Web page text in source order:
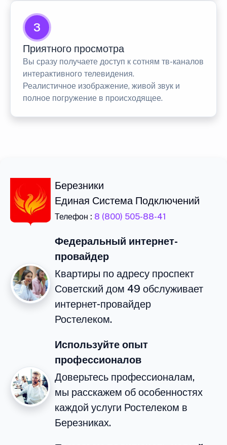
3
Приятного просмотра
Вы сразу получаете доступ к сотням тв-каналов
интерактивного телевидения.
Реалистичное изображение, живой звук и
полное погружение в происходящее.
Березники
Единая Система Подключений
Телефон : 8 (800) 505-88-41
Федеральный интернет-
провайдер
Квартиры по адресу проспект
Советский дом 49 обслуживает
интернет-провайдер
Ростелеком.
Используйте опыт
профессионалов
Доверьтесь профессионалам,
мы расскажем об особенностях
каждой услуги Ростелеком в
Березниках.